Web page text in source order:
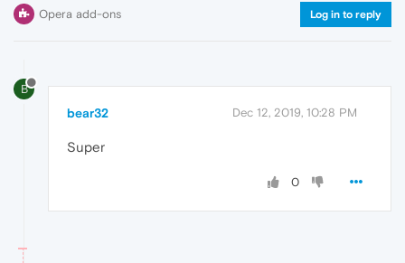
Opera add-ons Log in to reply
B
bear32 Dec 12, 2019, 10:28 PM
Super
0